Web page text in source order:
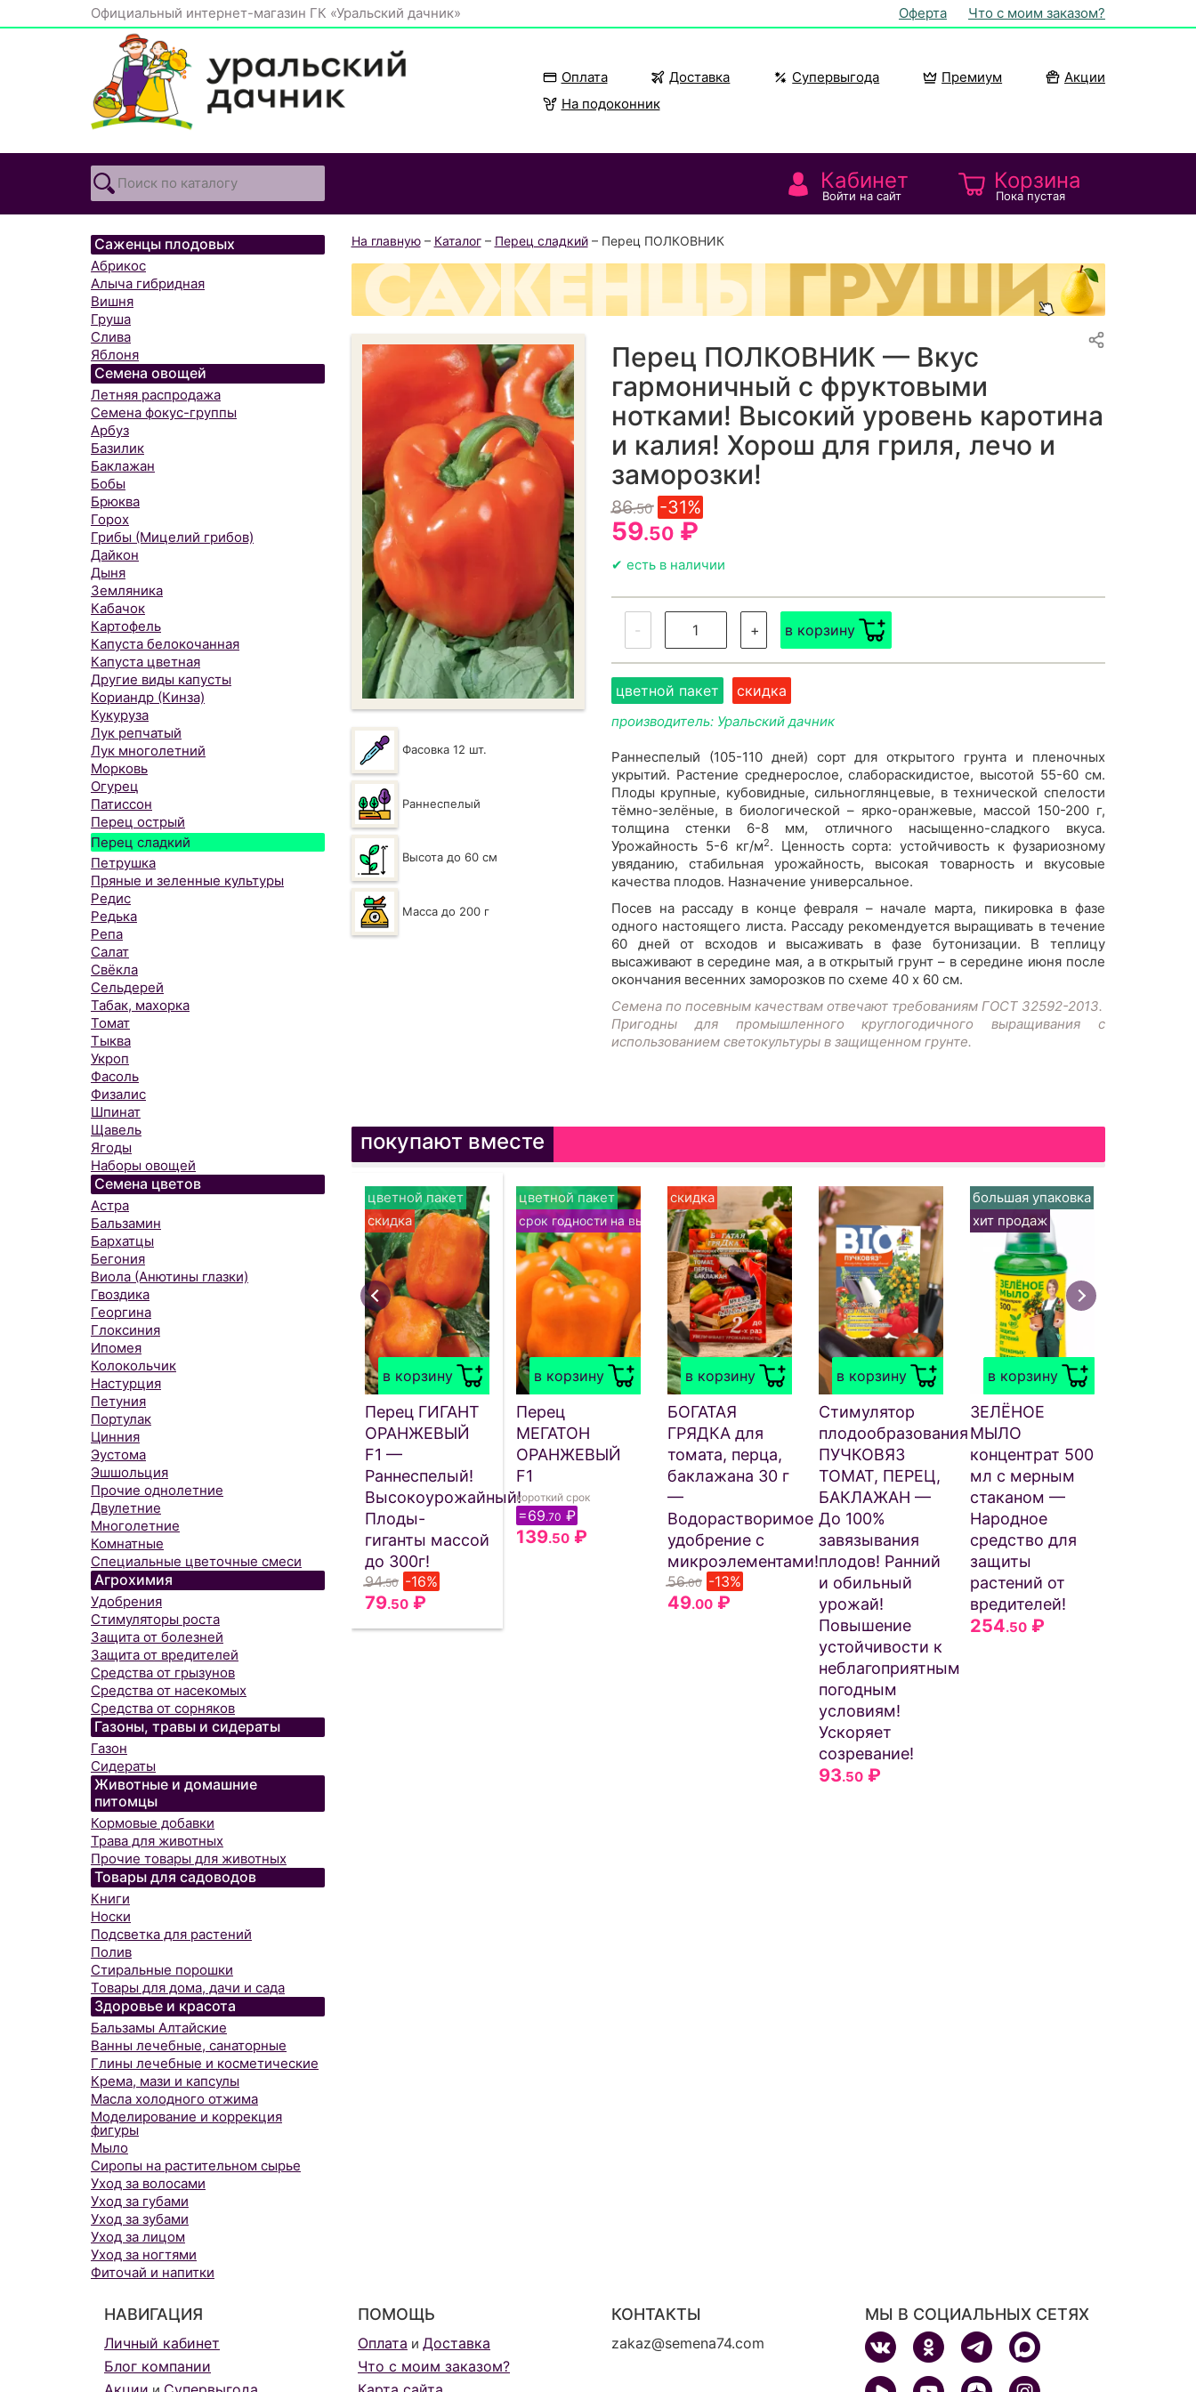
Официальный интернет-магазин ГК «Уральский дачник» Оферта Что с моим заказом?
Оплата Доставка Супервыгода Премиум
Акции
На подоконник
Кабинет
Войти на сайт
Корзина
Пока пустая
Саженцы плодовых
Абрикос
Алыча гибридная
Вишня
Груша
Слива
Яблоня
Семена овощей
Летняя распродажа
Семена фокус-группы
Арбуз
Базилик
Баклажан
Бобы
Брюква
Горох
Грибы (Мицелий грибов)
Дайкон
Дыня
Земляника
Кабачок
Картофель
Капуста белокочанная
Капуста цветная
Другие виды капусты
Кориандр (Кинза)
Кукуруза
Лук репчатый
Лук многолетний
Морковь
Огурец
Патиссон
Перец острый
Перец сладкий
Петрушка
Пряные и зеленные культуры
Редис
Редька
Репа
Салат
Свёкла
Сельдерей
Табак, махорка
Томат
Тыква
Укроп
Фасоль
Физалис
Шпинат
Щавель
Ягоды
Наборы овощей
Семена цветов
Астра
Бальзамин
Бархатцы
Бегония
Виола (Анютины глазки)
Гвоздика
Георгина
Глоксиния
Ипомея
Колокольчик
Настурция
Петуния
Портулак
Цинния
Эустома
Эшшольция
Прочие однолетние
Двулетние
Многолетние
Комнатные
Специальные цветочные смеси
Агрохимия
Удобрения
Стимуляторы роста
Защита от болезней
Защита от вредителей
Средства от грызунов
Средства от насекомых
Средства от сорняков
Газоны, травы и сидераты
Газон
Сидераты
Животные и домашние
питомцы
Кормовые добавки
Трава для животных
Прочие товары для животных
Товары для садоводов
Книги
Носки
Подсветка для растений
Полив
Стиральные порошки
Товары для дома, дачи и сада
Здоровье и красота
Бальзамы Алтайские
Ванны лечебные, санаторные
Глины лечебные и косметические
Крема, мази и капсулы
Масла холодного отжима
Моделирование и коррекция
фигуры
Мыло
Сиропы на растительном сырье
Уход за волосами
Уход за губами
Уход за зубами
Уход за лицом
Уход за ногтями
Фиточай и напитки
На главную– Каталог– Перец сладкий– Перец ПОЛКОВНИК
Фасовка 12 шт.
Раннеспелый
Высота до 60 см
Масса до 200 г
Перец ПОЛКОВНИК — Вкус
гармоничный с фруктовыми
нотками! Высокий уровень каротина
и калия! Хорош для гриля, лечо и
заморозки!
86.50 -31%
59.50₽
✔ есть в наличии
- + в корзину
цветной пакет скидка
производитель: Уральский дачник
Раннеспелый (105-110 дней) сорт для открытого грунта и пленочных
укрытий. Растение среднерослое, слабораскидистое, высотой 55-60 см.
Плоды крупные, кубовидные, сильноглянцевые, в технической спелости
тёмно-зелёные, в биологической – ярко-оранжевые, массой 150-200 г,
толщина стенки 6-8 мм, отличного насыщенно-сладкого вкуса.
Урожайность 5-6 кг/м2. Ценность сорта: устойчивость к фузариозному
увяданию, стабильная урожайность, высокая товарность и вкусовые
качества плодов. Назначение универсальное.
Посев на рассаду в конце февраля – начале марта, пикировка в фазе
одного настоящего листа. Рассаду рекомендуется выращивать в течение
60 дней от всходов и высаживать в фазе бутонизации. В теплицу
высаживают в середине мая, а в открытый грунт – в середине июня после
окончания весенних заморозков по схеме 40 х 60 см.
Семена по посевным качествам отвечают требованиям ГОСТ 32592-2013.
Пригодны для промышленного круглогодичного выращивания с
использованием светокультуры в защищенном грунте.
покупают вместе
в корзину
цветной пакет
скидка
Перец ГИГАНТ
ОРАНЖЕВЫЙ
F1 —
Раннеспелый!
Высокоурожайный!
Плоды-
гиганты массой
до 300г!
94.50 -16%
79.50₽
в корзину
цветной пакет
срок годности на выбор
Перец
МЕГАТОН
ОРАНЖЕВЫЙ
F1
короткий срок
=69.70 ₽
139.50₽
в корзину
скидка
БОГАТАЯ
ГРЯДКА для
томата, перца,
баклажана 30 г
—
Водорастворимое
удобрение с
микроэлементами!
56.00 -13%
49.00₽
в корзину
Стимулятор
плодообразования
ПУЧКОВЯЗ
ТОМАТ, ПЕРЕЦ,
БАКЛАЖАН —
До 100%
завязывания
плодов! Ранний
и обильный
урожай!
Повышение
устойчивости к
неблагоприятным
погодным
условиям!
Ускоряет
созревание!
93.50₽
в корзину
большая упаковка
хит продаж
ЗЕЛЁНОЕ
МЫЛО
концентрат 500
мл с мерным
стаканом —
Народное
средство для
защиты
растений от
вредителей!
254.50₽
НАВИГАЦИЯ
Личный кабинет
Блог компании
ПОМОЩЬ
Оплата и Доставка
Что с моим заказом?
КОНТАКТЫ
zakaz@semena74.com
МЫ В СОЦИАЛЬНЫХ СЕТЯХ